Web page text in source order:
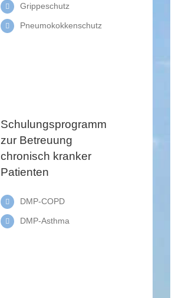
Grippeschutz
Pneumokokkenschutz
Schulungsprogramm
zur Betreuung
chronisch kranker
Patienten
DMP-COPD
DMP-Asthma